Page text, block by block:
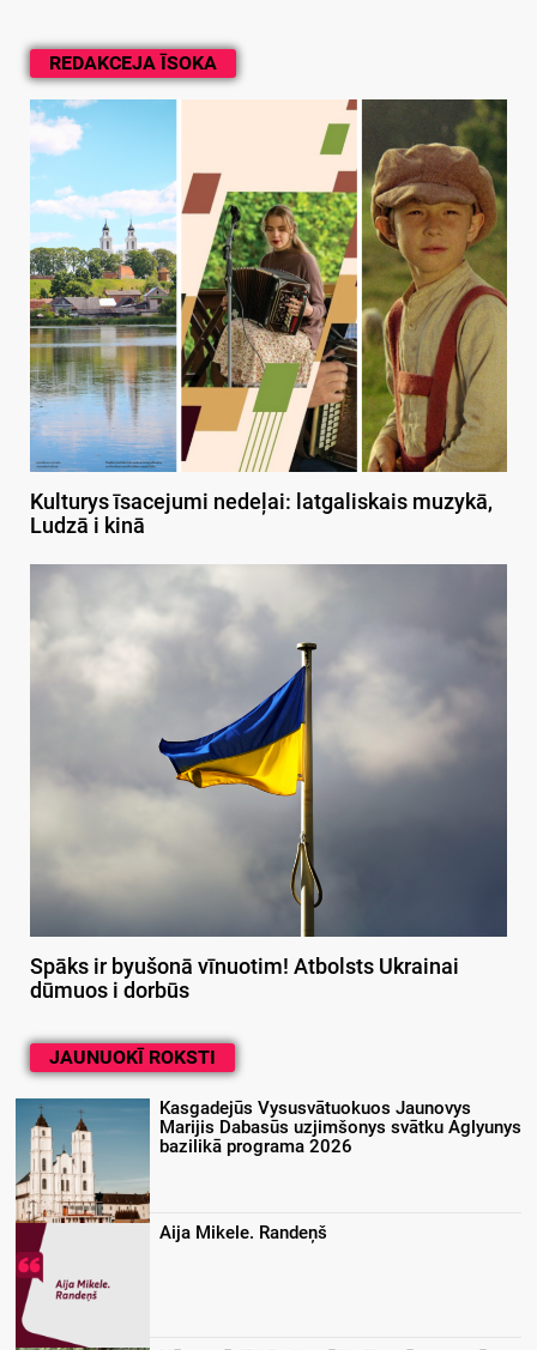
REDAKCEJA ĪSOKA
Kulturys īsacejumi nedeļai: latgaliskais muzykā,
Ludzā i kinā
Spāks ir byušonā vīnuotim! Atbolsts Ukrainai
dūmuos i dorbūs
JAUNUOKĪ ROKSTI
Kasgadejūs Vysusvātuokuos Jaunovys
Marijis Dabasūs uzjimšonys svātku Aglyunys
bazilikā programa 2026
Aija Mikele. Randeņš